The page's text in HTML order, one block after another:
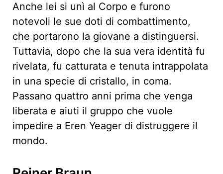
Anche lei si unì al Corpo e furono
notevoli le sue doti di combattimento,
che portarono la giovane a distinguersi.
Tuttavia, dopo che la sua vera identità fu
rivelata, fu catturata e tenuta intrappolata
in una specie di cristallo, in coma.
Passano quattro anni prima che venga
liberata e aiuti il gruppo che vuole
impedire a Eren Yeager di distruggere il
mondo.